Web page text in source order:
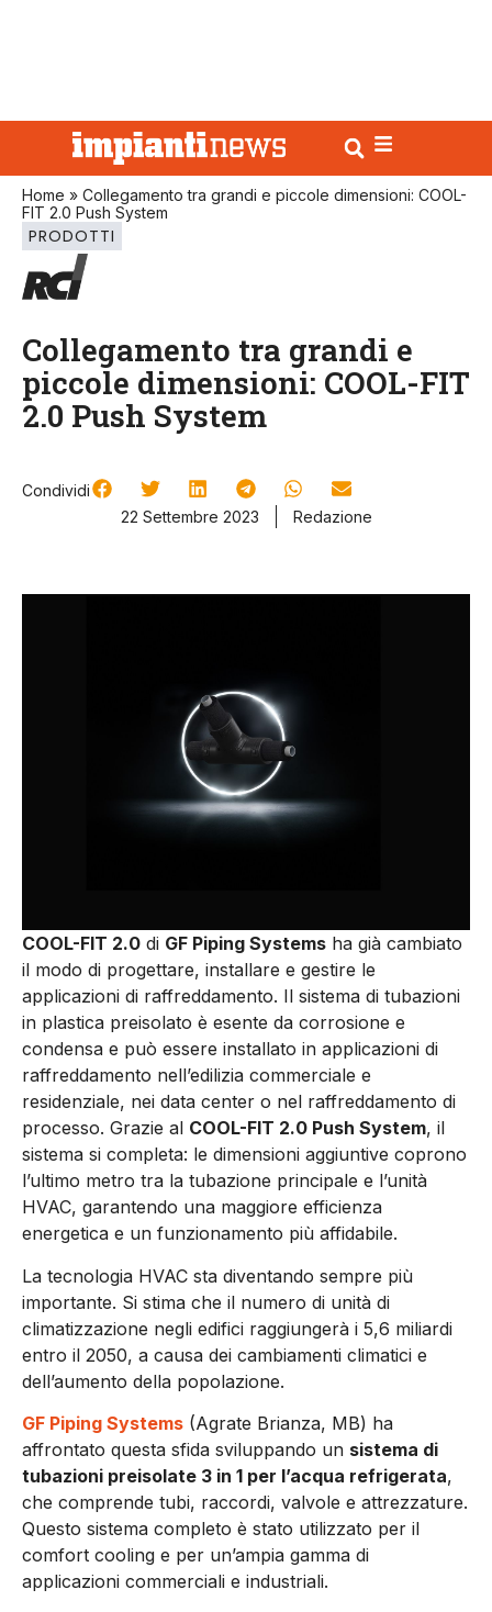
Home » Collegamento tra grandi e piccole dimensioni: COOL-
FIT 2.0 Push System
PRODOTTI
Collegamento tra grandi e
piccole dimensioni: COOL-FIT
2.0 Push System
Condividi
22 Settembre 2023
Redazione
COOL-FIT 2.0 di GF Piping Systems ha già cambiato
il modo di progettare, installare e gestire le
applicazioni di raffreddamento. Il sistema di tubazioni
in plastica preisolato è esente da corrosione e
condensa e può essere installato in applicazioni di
raffreddamento nell’edilizia commerciale e
residenziale, nei data center o nel raffreddamento di
processo. Grazie al COOL-FIT 2.0 Push System, il
sistema si completa: le dimensioni aggiuntive coprono
l’ultimo metro tra la tubazione principale e l’unità
HVAC, garantendo una maggiore efficienza
energetica e un funzionamento più affidabile.
La tecnologia HVAC sta diventando sempre più
importante. Si stima che il numero di unità di
climatizzazione negli edifici raggiungerà i 5,6 miliardi
entro il 2050, a causa dei cambiamenti climatici e
dell’aumento della popolazione.
GF Piping Systems (Agrate Brianza, MB) ha
affrontato questa sfida sviluppando un sistema di
tubazioni preisolate 3 in 1 per l’acqua refrigerata,
che comprende tubi, raccordi, valvole e attrezzature.
Questo sistema completo è stato utilizzato per il
comfort cooling e per un’ampia gamma di
applicazioni commerciali e industriali.